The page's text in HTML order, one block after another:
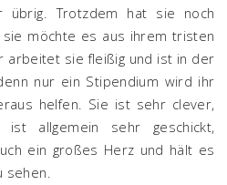
übrig. Trotzdem hat sie noch
möchte es aus ihrem tristen
arbeitet sie fleißig und ist in der
nur ein Stipendium wird ihr
helfen. Sie ist sehr clever,
allgemein sehr geschickt,
ein großes Herz und hält es
sehen.